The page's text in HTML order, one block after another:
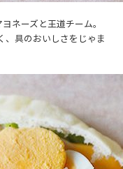
ネーズと王道チーム。
具のおいしさをじゃま